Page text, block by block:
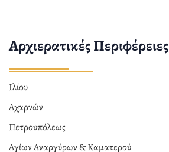
Αρχιερατικές Περιφέρειες
Ιλίου
Αχαρνών
Πετρουπόλεως
Αγίων Αναργύρων & Καματερού